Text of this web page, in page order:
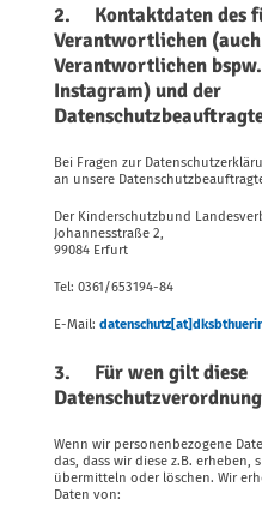
2. Kontaktdaten des
Verantwortlichen
Verantwortlichen
Instagram) und der
Bei Fragen zur
an unsere
Der Kinderschutzbund
Johannesstraße 2,
99084 Erfurt
Tel: 0361/653194-84
E-Mail:
3. Für wen gilt diese
Wenn wir personenbezogene
das, dass wir diese z.B. erheben,
übermitteln oder löschen. Wir
Daten von: